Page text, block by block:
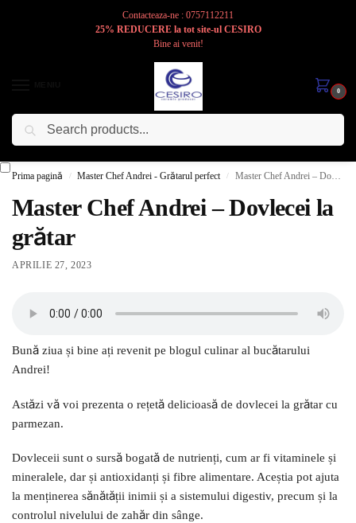
Contacteaza-ne : 0757112211
25% REDUCERE la tot site-ul CESIRO
Bine ai venit!
0
Cesiro
Prima pagină / Master Chef Andrei - Grătarul perfect / Master Chef Andrei – Dovlecei la grătar
Master Chef Andrei – Dovlecei la
grătar
APRILIE 27, 2023
Bună ziua și bine ați revenit pe blogul culinar al bucătarului
Andrei!
Astăzi vă voi prezenta o rețetă delicioasă de dovlecei la grătar cu
parmezan.
Dovleceii sunt o sursă bogată de nutrienți, cum ar fi vitaminele și
mineralele, dar și antioxidanți și fibre alimentare. Aceștia pot ajuta
la menținerea sănătății inimii și a sistemului digestiv, precum și la
controlul nivelului de zahăr din sânge.